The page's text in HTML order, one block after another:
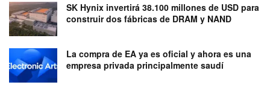
SK Hynix invertirá 38.100 millones de USD para
construir dos fábricas de DRAM y NAND
La compra de EA ya es oficial y ahora es una
empresa privada principalmente saudí